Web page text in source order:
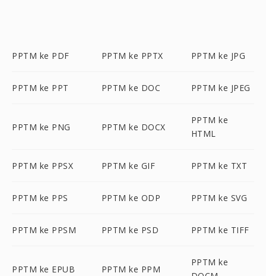
PPTM ke PDF PPTM ke PPTX PPTM ke JPG
PPTM ke PPT PPTM ke DOC PPTM ke JPEG
PPTM ke PNG PPTM ke DOCX
PPTM ke
HTML
PPTM ke PPSX PPTM ke GIF PPTM ke TXT
PPTM ke PPS PPTM ke ODP PPTM ke SVG
PPTM ke PPSM PPTM ke PSD PPTM ke TIFF
PPTM ke EPUB PPTM ke PPM
PPTM ke